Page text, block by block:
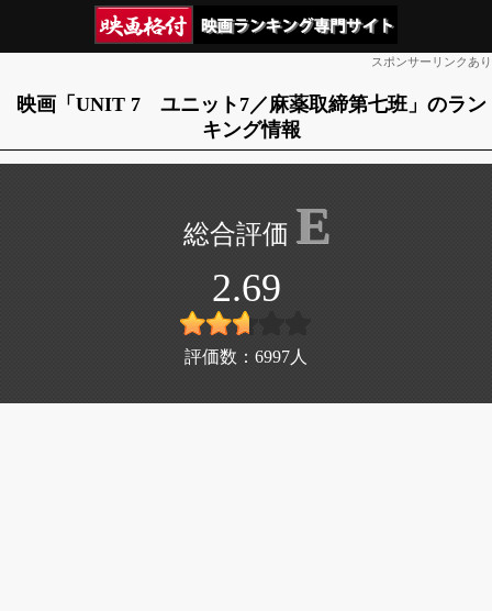
スポンサーリンクあり
映画「UNIT 7 ユニット7／麻薬取締第七班」のラン
キング情報
E
2.69
評価数： 6997 人